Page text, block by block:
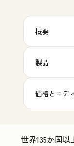
概要
製品
価格とエデ
世界135か国